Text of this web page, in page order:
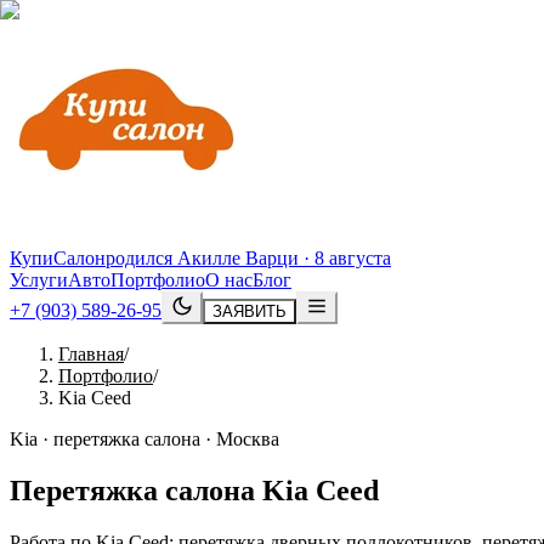
КупиСалонродился Акилле Варци · 8 августа
УслугиАвтоПортфолиоО насБлог
+7 (903) 589-26-95
ЗАЯВИТЬ
Главная/
Портфолио/
Kia Ceed
Kia · перетяжка салона · Москва
Перетяжка салона Kia Ceed